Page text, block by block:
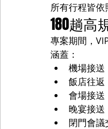
所有行程皆依
180趟高
專案期間，
涵蓋：
機場接送
飯店往返
會場接送
晚宴接送
閉門會議